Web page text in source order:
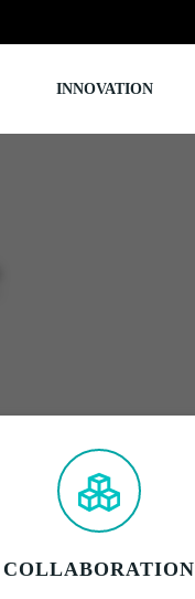
INNOVATION
COLLABORATION